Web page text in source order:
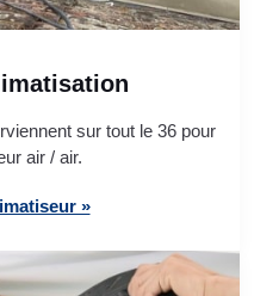
sur tout le 36 pour
air / air.
»